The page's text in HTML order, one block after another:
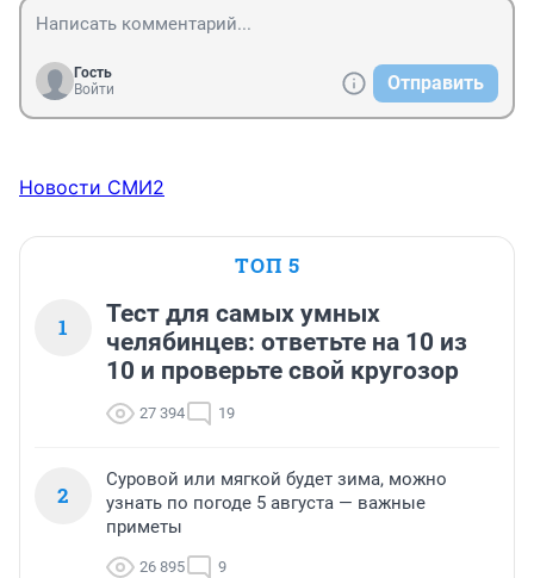
Гость
Войти
Отправить
Новости СМИ2
ТОП 5
1
Тест для самых умных
челябинцев: ответьте на 10 из
10 и проверьте свой кругозор
27 394 19
2
Суровой или мягкой будет зима, можно
узнать по погоде 5 августа — важные
приметы
26 895 9